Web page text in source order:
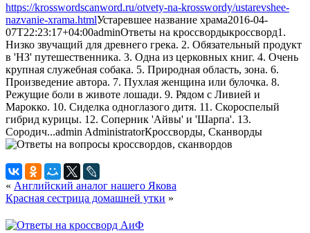
https://krosswordscanword.ru/otvety-na-krosswordy/ustarevshee-
nazvanie-xrama.htmlУстаревшее название храма2016-04-
07T22:23:17+04:00adminОтветы на кроссвордыкроссворд1.
Низко звучащий для древнего грека. 2. Обязательный продукт
в 'НЗ' путешественника. 3. Одна из церковных книг. 4. Очень
крупная служебная собака. 5. Природная область, зона. 6.
Произведение автора. 7. Пухлая женщина или булочка. 8.
Режущие боли в животе лошади. 9. Рядом с Ливией и
Марокко. 10. Сиделка одноглазого дитя. 11. Скороспелый
гибрид курицы. 12. Соперник 'Айвы' и 'Шарпа'. 13.
Сородич...admin AdministratorКроссворды, Сканворды
« Английский аналог нашего Якова
Красная сестрица домашней утки »